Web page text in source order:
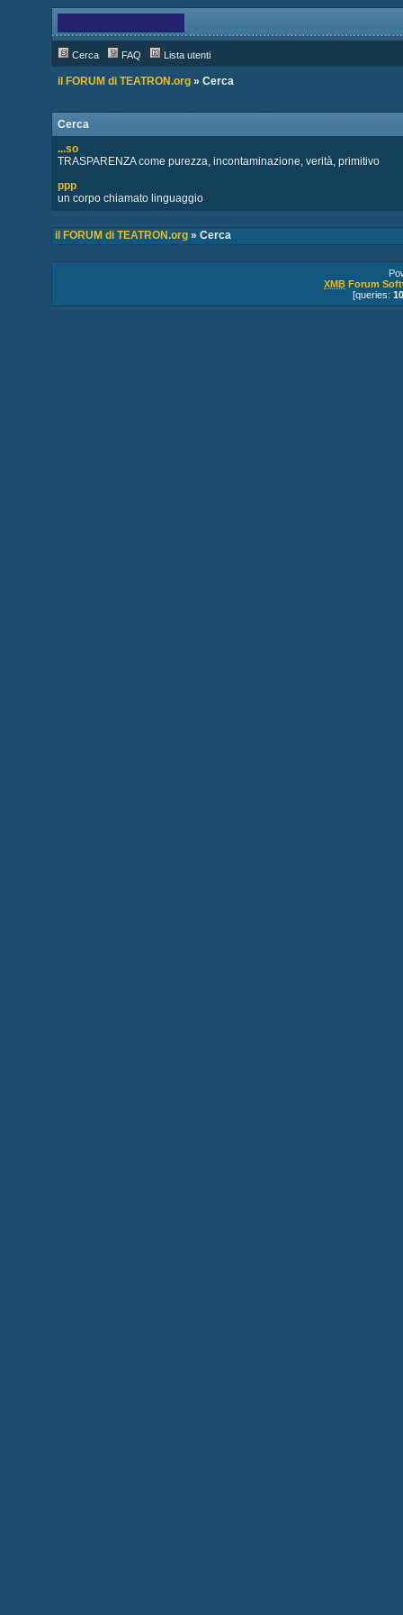
Cerca FAQ Lista utenti
il FORUM di TEATRON.org» Cerca
Cerca
...so
TRASPARENZA come purezza, incontaminazione, verità, primitivo
ppp
un corpo chiamato linguaggio
il FORUM di TEATRON.org» Cerca
XMB Forum
[queries: 10